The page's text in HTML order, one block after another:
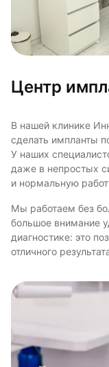
Центр
В нашей клинике
сделать импланты
У наших
даже в непростых
и нормальную
Мы работаем без
большое внимание
диагностике: это
отличного